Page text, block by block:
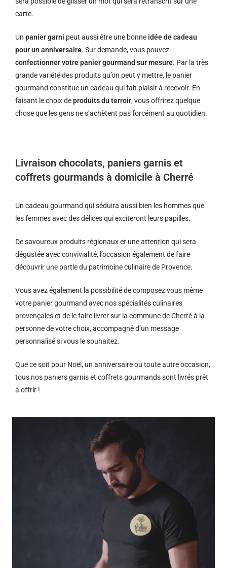
carte.
Un panier garni peut aussi être une bonne idée de cadeau
pour un anniversaire. Sur demande, vous pouvez
confectionner votre panier gourmand sur mesure. Par la très
grande variété des produits qu’on peut y mettre, le panier
gourmand constitue un cadeau qui fait plaisir à recevoir. En
faisant le choix deproduits du terroir, vous offrirez quelque
chose que les gens ne s’achètent pas forcément au quotidien.
Livraison chocolats, paniers garnis et
coffrets gourmands à domicile à Cherré
Un cadeau gourmand qui séduira aussi bien les hommes que
les femmes avec des délices qui exciteront leurs papilles.
De savoureux produits régionaux et une attention qui sera
dégustée avec convivialité, l’occasion également de faire
découvrir une partie du patrimoine culinaire de Provence.
Vous avez également la possibilité de composez vous même
votre panier gourmand avec nos spécialités culinaires
provençales et de le faire livrer sur la commune de Cherré à la
personne de votre choix, accompagné d’un message
personnalisé si vous le souhaitez.
Que ce soit pour Noël, un anniversaire ou toute autre occasion,
tous nos paniers garnis et coffrets gourmands sont livrés prêt
à offrir !